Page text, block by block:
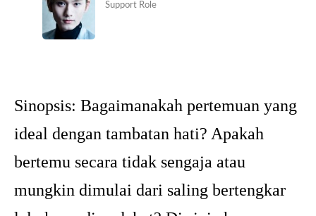
Support Role
Sinopsis: Bagaimanakah pertemuan yang
ideal dengan tambatan hati? Apakah
bertemu secara tidak sengaja atau
mungkin dimulai dari saling bertengkar